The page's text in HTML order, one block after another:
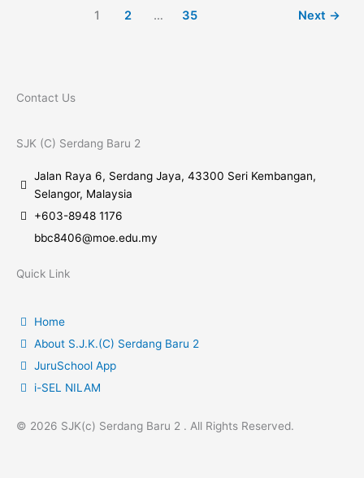
1 2 … 35 Next →
Contact Us
SJK (C) Serdang Baru 2
Jalan Raya 6, Serdang Jaya, 43300 Seri Kembangan,
Selangor, Malaysia
+603-8948 1176
bbc8406@moe.edu.my
Quick Link
Home
About S.J.K.(C) Serdang Baru 2
JuruSchool App
i-SEL NILAM
© 2026 SJK(c) Serdang Baru 2 . All Rights Reserved.